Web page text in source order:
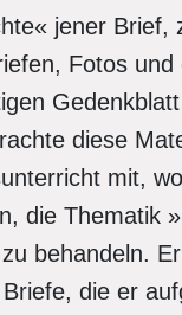
jener Brief,
Fotos und
diese
mit,
die Thematik
behandeln.
die er